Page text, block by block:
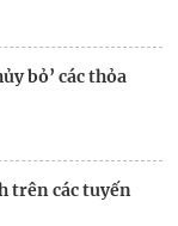
bỏ’ các thỏa
trên các tuyến